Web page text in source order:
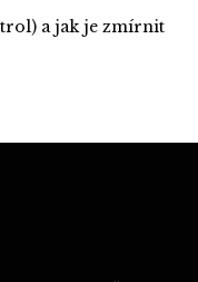
a jak je zmírnit